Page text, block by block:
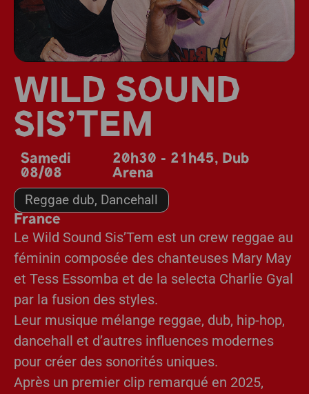
WILD SOUND
SIS’TEM
Samedi
08/08
20h30 - 21h45, Dub
Arena
Reggae dub, Dancehall
France
Le Wild Sound Sis’Tem est un crew reggae au
féminin composée des chanteuses Mary May
et Tess Essomba et de la selecta Charlie Gyal
par la fusion des styles.
Leur musique mélange reggae, dub, hip-hop,
dancehall et d’autres influences modernes
pour créer des sonorités uniques.
Après un premier clip remarqué en 2025,